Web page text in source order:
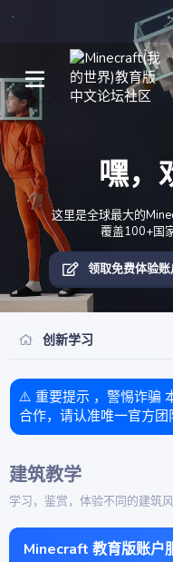
嘿，
这里是全球最大的
覆盖100+国
领取免费体验账
创新学习
⚠️ 重要提示 ，警惕诈骗
合作，请认准唯一官方
建筑教学
学习，鉴赏，体验不同的建筑风
Minecraft 教育版账户